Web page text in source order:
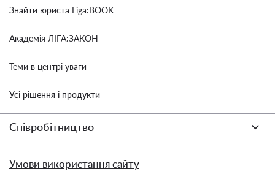
Знайти юриста Liga:BOOK
Академія ЛІГА:ЗАКОН
Теми в центрі уваги
Усі рішення і продукти
Співробітництво
Умови використання сайту